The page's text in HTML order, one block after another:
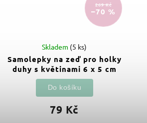
269 Kč
–70 %
Samolepky na zeď pro holky
duhy s květinami 6 x 5 cm
Skladem (5 ks)
79 Kč
Do košíku